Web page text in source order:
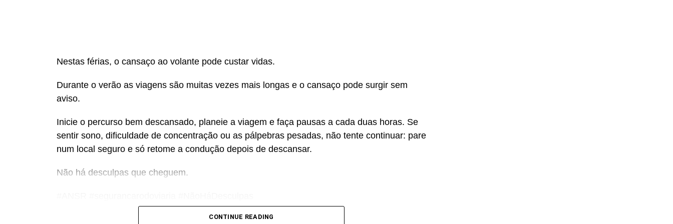
Nestas férias, o cansaço ao volante pode custar vidas.
Durante o verão as viagens são muitas vezes mais longas e o cansaço pode surgir sem
aviso.
Inicie o percurso bem descansado, planeie a viagem e faça pausas a cada duas horas. Se
sentir sono, dificuldade de concentração ou as pálpebras pesadas, não tente continuar: pare
num local seguro e só retome a condução depois de descansar.
Não há desculpas que cheguem.
Nestas férias, o cansaço ao volante pode custar vidas.
CONTINUE READING